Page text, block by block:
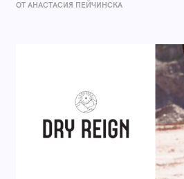
ОТ AНАСТАСИЯ ПЕЙЧИНСКА